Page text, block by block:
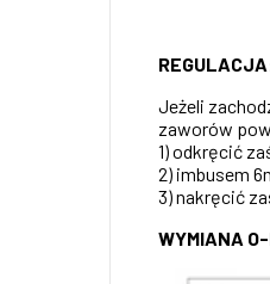
Jeżeli
zaworów
1) odkręcić
2) imbusem
3) nakręcić
WYMIANA